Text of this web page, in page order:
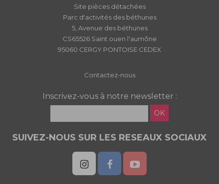
Site pièces détachées
Parc d'activités des béthunes
5, Avenue des béthunes
CS65526 Saint ouen l'aumône
95060 CERGY PONTOISE CEDEX
Contactez-nous
Inscrivez-vous à notre newsletter :
OK
SUIVEZ-NOUS SUR LES RESEAUX SOCIAUX